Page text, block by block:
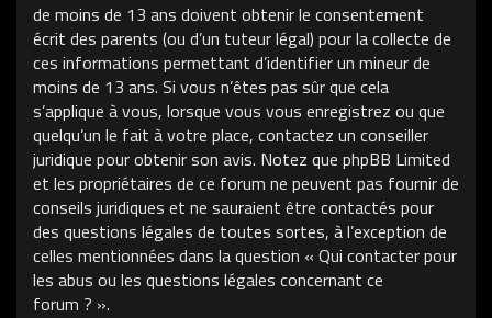
de moins de 13 ans doivent obtenir le consentement
écrit des parents (ou d’un tuteur légal) pour la collecte de
ces informations permettant d’identifier un mineur de
moins de 13 ans. Si vous n’êtes pas sûr que cela
s’applique à vous, lorsque vous vous enregistrez ou que
quelqu’un le fait à votre place, contactez un conseiller
juridique pour obtenir son avis. Notez que phpBB Limited
et les propriétaires de ce forum ne peuvent pas fournir de
conseils juridiques et ne sauraient être contactés pour
des questions légales de toutes sortes, à l’exception de
celles mentionnées dans la question « Qui contacter pour
les abus ou les questions légales concernant ce
forum ? ».